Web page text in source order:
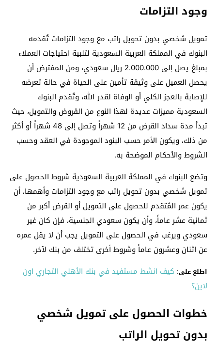
وجود التزامات
تمويل شخصي بدون تحويل راتب مع وجود التزامات تُقدمه
البنوك في المملكة العربية السعودية لتلبية احتياجات العملاء
بمبلغ يصل إلى 2.000.000 ريال سعودي، ومن المفترض أن
يحصل العميل على وثيقة تأمين على الحياة في حالة تعرضه
للإصابة بالعجز الكلي أو الوفاة لقدر الله، وتُقدم البنوك
السعودية مميزات عديدة لهذا النوع من القروض والتمويل، حيث
تبدأ مدة سداد القرض من 12 شهراً وتصل إلى 48 شهراً أو أكثر
من ذلك، ويكون الأمر حسب البنود الموجودة في العقد وحسب
الشروط والأحكام الموضحة به.
وتضع البنوك في المملكة العربية السعودية شروط الحصول على
تمويل شخصي بدون تحويل راتب مع وجود التزامات وأهمها، أن
يكون عمر المُتقدم للحصول على التمويل أو القرض أكبر من
ثمانية عشر عاماً، وأن يكون سعودي الجنسية، فإن كان غير
سعودي ويرغب في الحصول على التمويل يجب أن لا يقل عمره
عن اثنان وعشرون عاماً وشروط أخرى تختلف من بنك لآخر.
اطلع على: كيف انشط مستفيد في بنك الأهلي التجاري اون
لاين؟
خطوات الحصول على تمويل شخصي
بدون تحويل الراتب